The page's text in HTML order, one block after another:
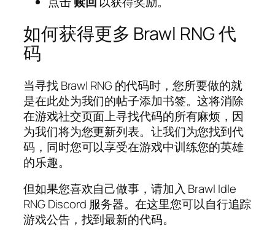
如何获得更多 Brawl RNG 代
码
当寻找 Brawl RNG 的代码时，您所要做的就
是在此处为我们的帖子添加书签。这将消除
在游戏社交页面上寻找代码的所有麻烦，因
为我们将为您更新列表。让我们为您找到代
码，同时您可以享受在游戏中训练您的英雄
的乐趣。
但如果您喜欢自己做事，请加入 Brawl Idle
RNG Discord 服务器。在这里您可以自行追踪
游戏公告，找到最新的代码。